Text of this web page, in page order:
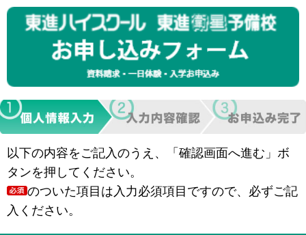
以下の内容をご記入のうえ、「確認画面へ進む」ボ
タンを押してください。
のついた項目は入力必須項目ですので、必ずご記
入ください。